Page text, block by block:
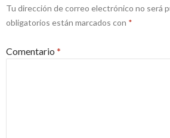
Tu dirección de correo electrónico no será
obligatorios están marcados con *
Comentario *